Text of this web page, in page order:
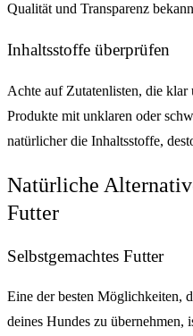
Qualität und Transparenz
Inhaltsstoffe überprüfen
Achte auf Zutatenlisten, die
Produkte mit unklaren oder
natürlicher die Inhaltsstoffe,
Natürliche
Futter
Selbstgemachtes Futter
Eine der besten Möglichkeiten,
deines Hundes zu übernehmen,